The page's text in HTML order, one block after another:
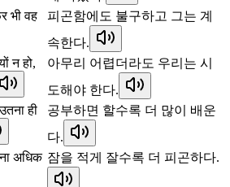
भी वह
피곤함에도 불구하고 그는 계
속한다.
न हो,
아무리 어렵더라도 우리는 시
도해야 한다.
ही
공부하면 할수록 더 많이 배운
다.
अधिक 잠을 적게 잘수록 더 피곤하다.